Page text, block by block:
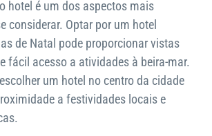
hotel é um dos aspectos mais
considerar. Optar por um hotel
de Natal pode proporcionar vistas
fácil acesso a atividades à beira-mar.
um hotel no centro da cidade
a festividades locais e